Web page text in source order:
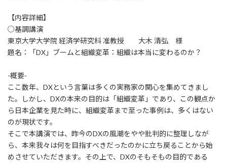
【内容詳細】
○基調講演
東京大学大学院 経済学研究科 准教授 大木 清弘 様
題名：「DX」ブームと組織変革：組織は本当に変わるのか？
-概要-
ここ数年、DXという言葉は多くの実務家の関心を集めてきまし
た。しかし、DXの本来の目的は「組織変革」であり、この観点か
ら日本企業を見た時に、組織変革まで至った事例は、多くはない
のが現状です。
そこで本講演では、昨今のDXの風潮をやや批判的に整理しなが
ら、本来我々は何を目指すべきだったのかに立ち戻ることから始
めさせていただきます。その上で、DXのそもそもの目的である